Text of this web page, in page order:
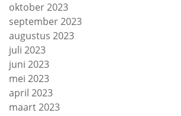
oktober 2023
september 2023
augustus 2023
juli 2023
juni 2023
mei 2023
april 2023
maart 2023